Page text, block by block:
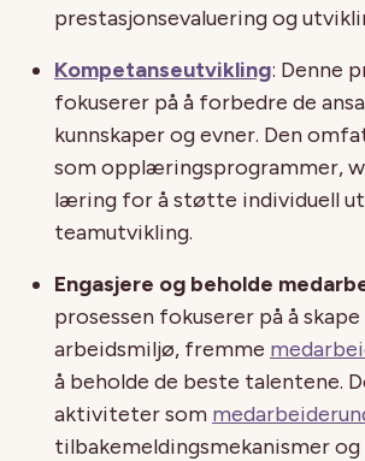
prestasjonsevaluering og
Kompetanseutvikling: Denne
fokuserer på å forbedre de
kunnskaper og evner. Den
som opplæringsprogrammer,
læring for å støtte individuell
teamutvikling.
Engasjere og beholde
prosessen fokuserer på å
arbeidsmiljø, fremme
å beholde de beste talentene.
aktiviteter som
tilbakemeldingsmekanismer